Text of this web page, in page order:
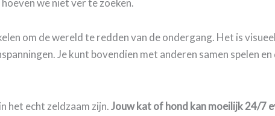
om de wereld te redden van de ondergang. Het is
Je kunt bovendien met anderen samen spelen
het echt zeldzaam zijn.Jouw kat of hond kan moeilijk 24/7